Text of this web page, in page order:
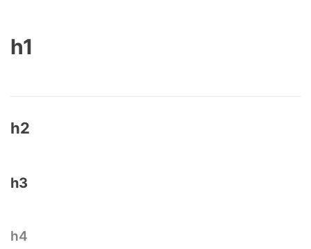
h1
h2
h3
h4